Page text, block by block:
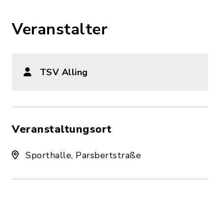
Veranstalter
TSV Alling
Veranstaltungsort
Sporthalle, Parsbertstraße